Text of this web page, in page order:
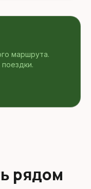
маршрута.
рядом